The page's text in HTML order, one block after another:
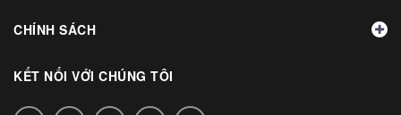
CHÍNH SÁCH
KẾT NỐI VỚI CHÚNG TÔI